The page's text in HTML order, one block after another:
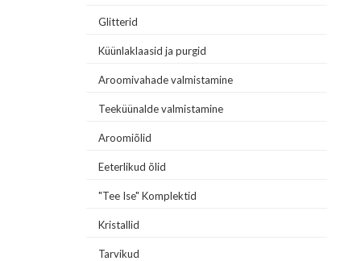
Glitterid
Küünlaklaasid ja purgid
Aroomivahade valmistamine
Teeküünalde valmistamine
Aroomiõlid
Eeterlikud õlid
"Tee Ise" Komplektid
Kristallid
Tarvikud